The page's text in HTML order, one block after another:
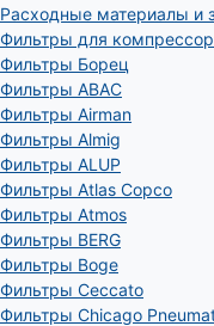
Расходные материалы и
Фильтры для
Фильтры Борец
Фильтры ABAC
Фильтры Airman
Фильтры Almig
Фильтры ALUP
Фильтры Atlas Copco
Фильтры Atmos
Фильтры BERG
Фильтры Boge
Фильтры Ceccato
Фильтры Chicago